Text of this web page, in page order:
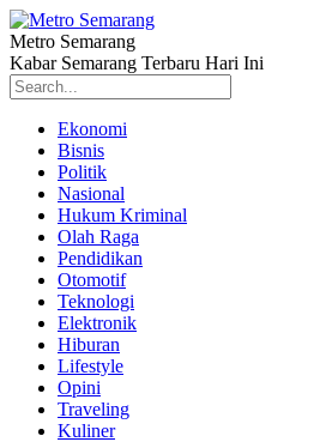
Metro Semarang
Kabar Semarang Terbaru Hari Ini
Ekonomi
Bisnis
Politik
Nasional
Hukum Kriminal
Olah Raga
Pendidikan
Otomotif
Teknologi
Elektronik
Hiburan
Lifestyle
Opini
Traveling
Kuliner